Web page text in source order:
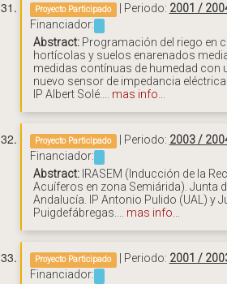
Proyecto Participado | Periodo: 2001 /
Financiador:
Abstract: Programación del riego en
hortícolas y suelos enarenados
medidas contínuas de humedad con
nuevo sensor de impedancia eléctrica.
IP Albert Solé.... mas info...
Proyecto Participado | Periodo: 2003 /
Financiador:
Abstract: IRASEM (Inducción de la
Acuíferos en zona Semiárida). Junta
Andalucía. IP Antonio Pulido (UAL) y
Puigdefábregas.... mas info...
Proyecto Participado | Periodo: 2001 /
Financiador: